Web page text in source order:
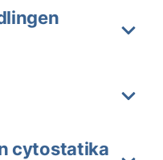
cytostatika